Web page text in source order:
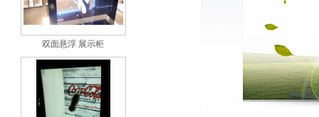
双面悬浮 展示柜